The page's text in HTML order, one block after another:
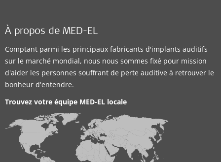
À propos de MED-EL
Comptant parmi les principaux fabricants d'implants auditifs
sur le marché mondial, nous nous sommes fixé pour mission
d'aider les personnes souffrant de perte auditive à retrouver le
bonheur d'entendre.
Trouvez votre équipe MED-EL locale